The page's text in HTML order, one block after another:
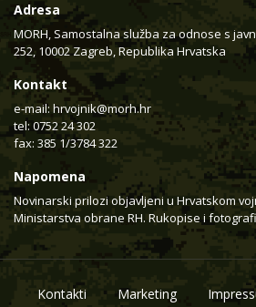
Adresa
MORH, Samostalna služba za odnose s
252, 10002 Zagreb, Republika Hrvatska
Kontakt
e-mail: hrvojnik@morh.hr
tel: 0752 24 302
fax: 385 1/3784 322
Napomena
Novinarski prilozi objavljeni u Hrvatskom
Ministarstva obrane RH. Rukopise i
Kontakti Marketing